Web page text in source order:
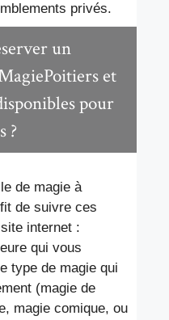
privés.
un
et
pour
?
de magie à
de suivre ces
internet :
qui vous
type de magie qui
(magie de
magie comique, ou